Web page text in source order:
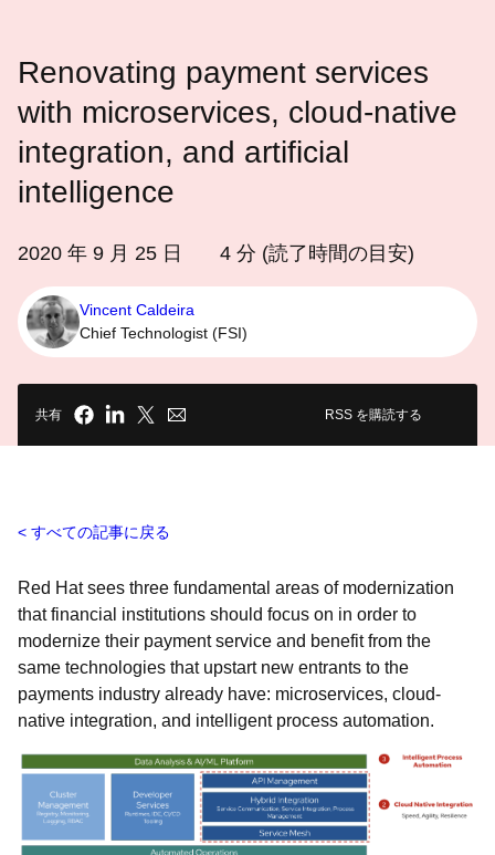
く
だ
い
Renovating payment services
with microservices, cloud-native
integration, and artificial
intelligence
2020 年 9 月 25 日 4 分 (読了時間の目安)
Vincent Caldeira
Chief Technologist (FSI)
共有 RSS を購読する
すべての記事に戻る
Red Hat sees three fundamental areas of modernization
that financial institutions should focus on in order to
modernize their payment service and benefit from the
same technologies that upstart new entrants to the
payments industry already have: microservices, cloud-
native integration, and intelligent process automation.